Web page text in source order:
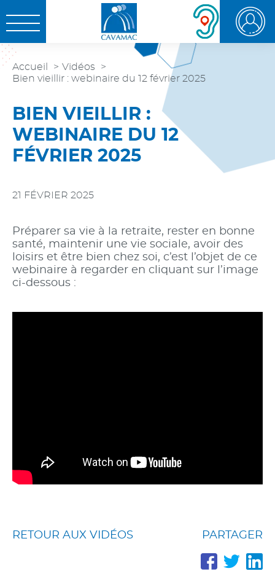
contenu
Aller au
menu
Aller à la
recherche
OUVRIR LE MENU
Accueil
Vidéos
Bien vieillir : webinaire du 12 février 2025
BIEN VIEILLIR :
WEBINAIRE DU 12
FÉVRIER 2025
21 FÉVRIER 2025
Préparer sa vie à la retraite, rester en bonne
santé, maintenir une vie sociale, avoir des
loisirs et être bien chez soi, c’est l’objet de ce
webinaire à regarder en cliquant sur l’image
ci-dessous :
RETOUR AUX VIDÉOS PARTAGER